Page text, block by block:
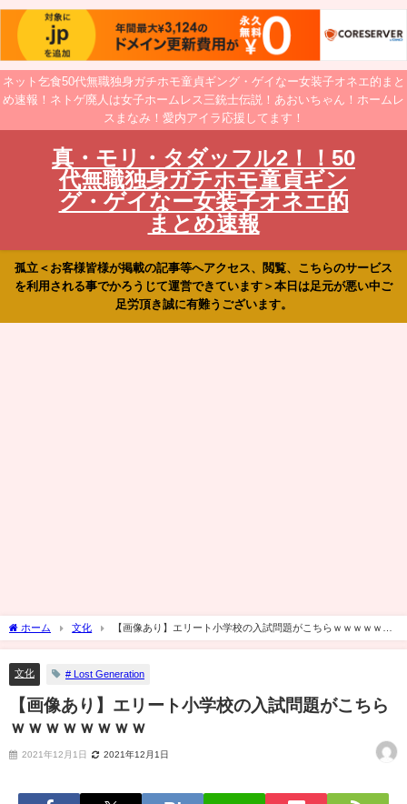
ネット乞食50代無職独身ガチホモ童貞ギング・ゲイなー女装子オネエ的まと
め速報！ネトゲ廃人は女子ホームレス三銃士伝説！あおいちゃん！ホームレ
スまなみ！愛内アイラ応援してます！
真・モリ・タダッフル2！！50
代無職独身ガチホモ童貞ギン
グ・ゲイなー女装子オネエ的
まとめ速報
孤立＜お客様皆様が掲載の記事等へアクセス、閲覧、こちらのサービス
を利用される事でかろうじて運営できています＞本日は足元が悪い中ご
足労頂き誠に有難うございます。
ホーム 文化
【画像あり】エリート小学校の入試問題がこちらｗｗｗｗｗｗ
ｗｗ
文化 # Lost Generation
【画像あり】エリート小学校の入試問題がこちら
ｗｗｗｗｗｗｗｗ
2021年12月1日 2021年12月1日